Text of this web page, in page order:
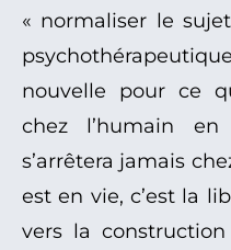
« normaliser le
nouvelle pour ce
chez l’humain
s’arrêtera jamais
est en vie, c’est la
vers la